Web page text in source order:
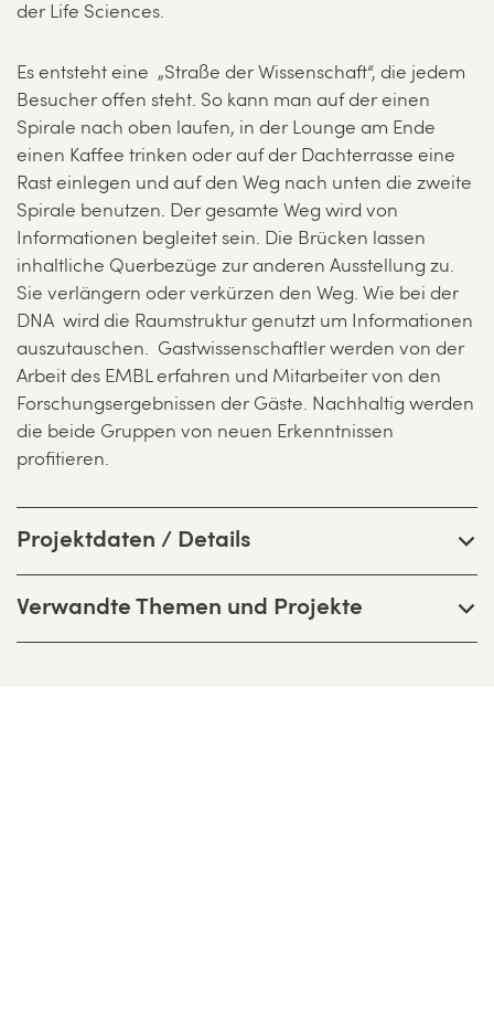
der Life Sciences.
Es entsteht eine „Straße der Wissenschaft“, die jedem
Besucher offen steht. So kann man auf der einen
Spirale nach oben laufen, in der Lounge am Ende
einen Kaffee trinken oder auf der Dachterrasse eine
Rast einlegen und auf den Weg nach unten die zweite
Spirale benutzen. Der gesamte Weg wird von
Informationen begleitet sein. Die Brücken lassen
inhaltliche Querbezüge zur anderen Ausstellung zu.
Sie verlängern oder verkürzen den Weg. Wie bei der
DNA wird die Raumstruktur genutzt um Informationen
auszutauschen. Gastwissenschaftler werden von der
Arbeit des EMBL erfahren und Mitarbeiter von den
Forschungsergebnissen der Gäste. Nachhaltig werden
die beide Gruppen von neuen Erkenntnissen
profitieren.
Projektdaten / Details
Verwandte Themen und Projekte